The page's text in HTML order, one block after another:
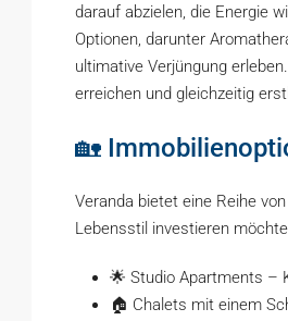
darauf abzielen, die Energie
Optionen, darunter
ultimative Verjüngung
erreichen und gleichzeitig
🏡
Veranda bietet eine Reihe
Lebensstil investieren
🌟 Studio Apartments –
🏠 Chalets mit einem